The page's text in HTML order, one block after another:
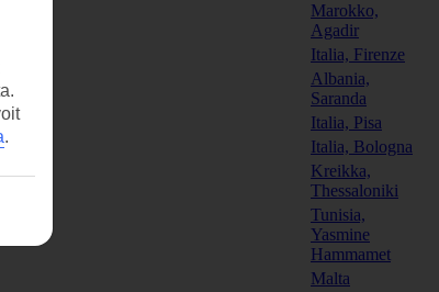
Marokko,
Agadir
Italia, Firenze
Albania,
Saranda
Italia, Pisa
Italia, Bologna
Kreikka,
Thessaloniki
Tunisia,
Yasmine
Hammamet
Malta
.